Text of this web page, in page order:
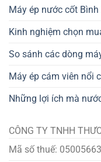
Máy ép nước cốt
Kinh nghiệm chọn
So sánh các dòng
Máy ép cám viên nổi
Những lợi ích mà
CÔNG TY TNHH
Mã số thuế: